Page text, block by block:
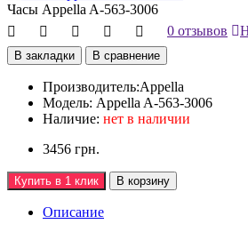
Часы Appella A-563-3006
0 отзывов
В закладки В сравнение
Производитель:Appella
Модель: Appella A-563-3006
Наличие: нет в наличии
3456 грн.
Купить в 1 клик В корзину
Описание